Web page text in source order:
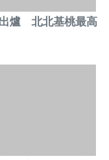
出爐 北北基桃最高